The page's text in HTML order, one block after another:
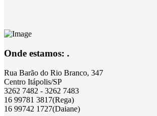
Onde estamos: .
Rua Barão do Rio Branco, 347
Centro Itápolis/SP
3262 7482 - 3262 7483
16 99781 3817(Rega)
16 99742 1727(Daiane)